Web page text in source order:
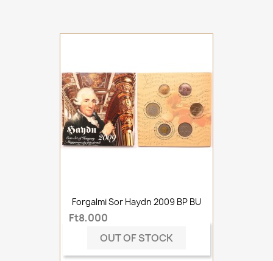
Forgalmi Sor Haydn 2009 BP BU
Ft8,000
OUT OF STOCK